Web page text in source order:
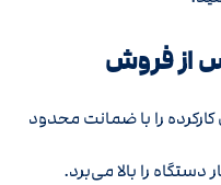
را با ضمانت محدود
دستگاه را بالا می‌برد.